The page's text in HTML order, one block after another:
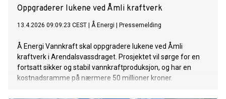
Oppgraderer lukene ved Åmli kraftverk
13.4.2026 09:09:23 CEST Å Energi Pressemelding
Å Energi Vannkraft skal oppgradere lukene ved Åmli
kraftverk i Arendalsvassdraget. Prosjektet vil sørge for en
fortsatt sikker og stabil vannkraftproduksjon, og har en
kostnadsramme på nærmere 50 millioner kroner.